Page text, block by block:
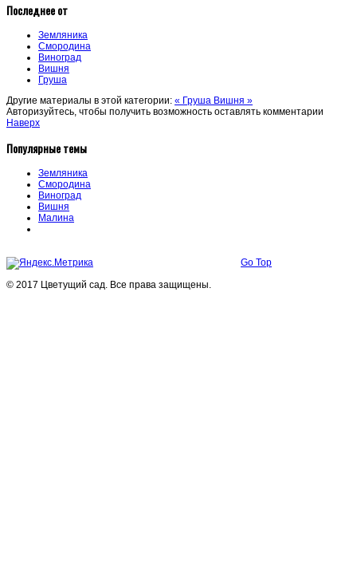
Последнее от
Земляника
Смородина
Виноград
Вишня
Груша
Другие материалы в этой категории: « Груша Вишня »
Авторизуйтесь, чтобы получить возможность оставлять комментарии
Наверх
Популярные темы
Земляника
Смородина
Виноград
Вишня
Малина
© 2017 Цветущий сад. Все права защищены.
Go Top